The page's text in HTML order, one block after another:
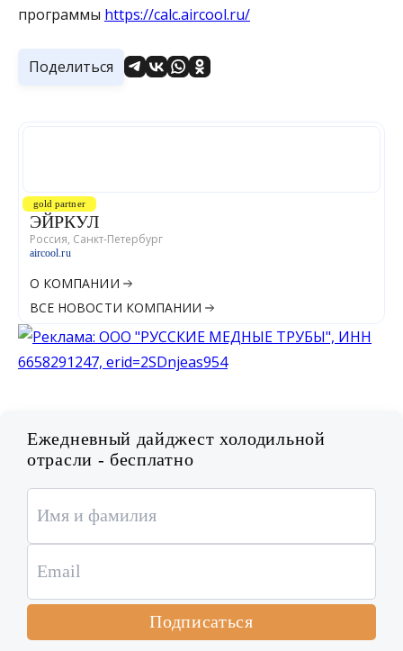
программы https://calc.aircool.ru/
Поделиться
ЭЙРКУЛ
Россия, Санкт-Петербург
aircool.ru
О КОМПАНИИ
ВСЕ НОВОСТИ КОМПАНИИ
gold partner
Ежедневный дайджест холодильной
отрасли - бесплатно
Подписаться